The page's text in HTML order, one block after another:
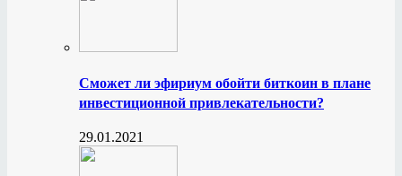
Сможет ли эфириум обойти биткоин в плане
инвестиционной привлекательности?
29.01.2021